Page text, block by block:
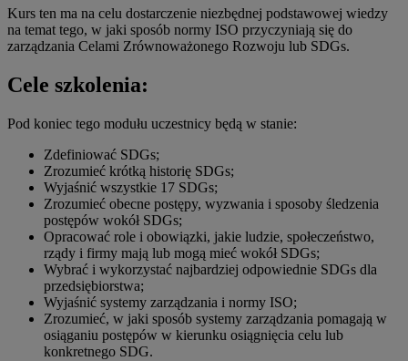
Kurs ten ma na celu dostarczenie niezbędnej podstawowej wiedzy
na temat tego, w jaki sposób normy ISO przyczyniają się do
zarządzania Celami Zrównoważonego Rozwoju lub SDGs.
Cele szkolenia:
Pod koniec tego modułu uczestnicy będą w stanie:
Zdefiniować SDGs;
Zrozumieć krótką historię SDGs;
Wyjaśnić wszystkie 17 SDGs;
Zrozumieć obecne postępy, wyzwania i sposoby śledzenia
postępów wokół SDGs;
Opracować role i obowiązki, jakie ludzie, społeczeństwo,
rządy i firmy mają lub mogą mieć wokół SDGs;
Wybrać i wykorzystać najbardziej odpowiednie SDGs dla
przedsiębiorstwa;
Wyjaśnić systemy zarządzania i normy ISO;
Zrozumieć, w jaki sposób systemy zarządzania pomagają w
osiąganiu postępów w kierunku osiągnięcia celu lub
konkretnego SDG.